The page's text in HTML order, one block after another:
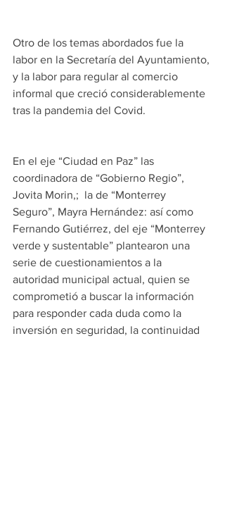
Otro de los temas abordados fue la
labor en la Secretaría del Ayuntamiento,
y la labor para regular al comercio
informal que creció considerablemente
tras la pandemia del Covid.
En el eje “Ciudad en Paz” las
coordinadora de “Gobierno Regio”,
Jovita Morin,;  la de “Monterrey
Seguro”, Mayra Hernández: así como
Fernando Gutiérrez, del eje “Monterrey
verde y sustentable” plantearon una
serie de cuestionamientos a la
autoridad municipal actual, quien se
comprometió a buscar la información
para responder cada duda como la
inversión en seguridad, la continuidad